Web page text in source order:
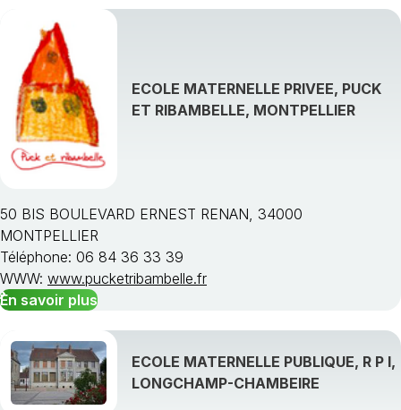
ECOLE MATERNELLE PRIVEE, PUCK
ET RIBAMBELLE, MONTPELLIER
50 BIS BOULEVARD ERNEST RENAN, 34000
MONTPELLIER
Téléphone: 06 84 36 33 39
WWW: www.pucketribambelle.fr
En savoir plus
ECOLE MATERNELLE PUBLIQUE, R P I,
LONGCHAMP-CHAMBEIRE